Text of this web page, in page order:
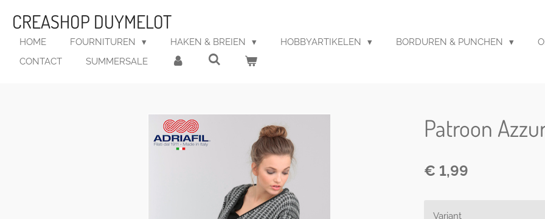
direct
naar
hoofdinhoud
CREASHOP DUYMELOT
HOME FOURNITUREN HAKEN & BREIEN HOBBYARTIKELEN BORDUREN & PUNCHEN
CONTACT
SUMMERSALE
Patroon
€ 1,99
Variant